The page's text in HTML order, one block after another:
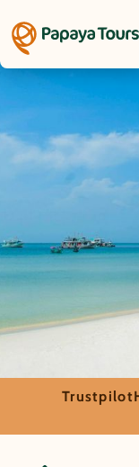
Trustpilot